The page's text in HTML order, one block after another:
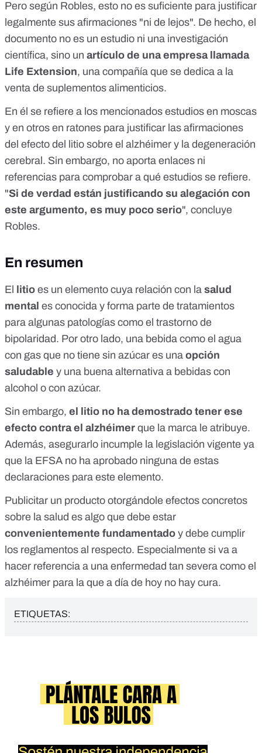
Pero según Robles, esto no es suficiente para justificar
legalmente sus afirmaciones "ni de lejos". De hecho, el
documento no es un estudio ni una investigación
científica, sino un artículo de una empresa llamada
Life Extension, una compañía que se dedica a la
venta de suplementos alimenticios.
En él se refiere a los mencionados estudios en moscas
y en otros en ratones para justificar las afirmaciones
del efecto del litio sobre el alzhéimer y la degeneración
cerebral. Sin embargo, no aporta enlaces ni
referencias para comprobar a qué estudios se refiere.
"Si de verdad están justificando su alegación con
este argumento, es muy poco serio", concluye
Robles.
En resumen
El litio es un elemento cuya relación con la salud
mental es conocida y forma parte de tratamientos
para algunas patologías como el trastorno de
bipolaridad. Por otro lado, una bebida como el agua
con gas que no tiene sin azúcar es una opción
saludable y una buena alternativa a bebidas con
alcohol o con azúcar.
Sin embargo, el litio no ha demostrado tener ese
efecto contra el alzhéimer que la marca le atribuye.
Además, asegurarlo incumple la legislación vigente ya
que la EFSA no ha aprobado ninguna de estas
declaraciones para este elemento.
Publicitar un producto otorgándole efectos concretos
sobre la salud es algo que debe estar
convenientemente fundamentado y debe cumplir
los reglamentos al respecto. Especialmente si va a
hacer referencia a una enfermedad tan severa como el
alzhéimer para la que a día de hoy no hay cura.
ETIQUETAS: